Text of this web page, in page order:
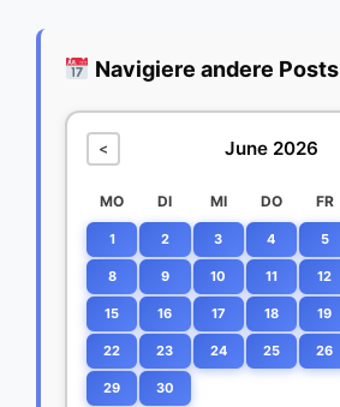
Navigiere andere Posts
< June 2026
MO DI MI DO FR
1 2 3 4 5
8 9 10 11 12
15 16 17 18 19
22 23 24 25 26
29 30